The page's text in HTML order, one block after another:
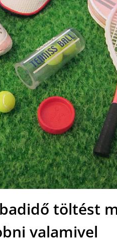
töltést
valamivel